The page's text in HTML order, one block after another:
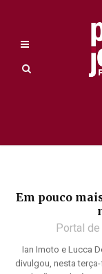
Em pouco
Portal
Ian Imoto e Lucca
divulgou, nesta